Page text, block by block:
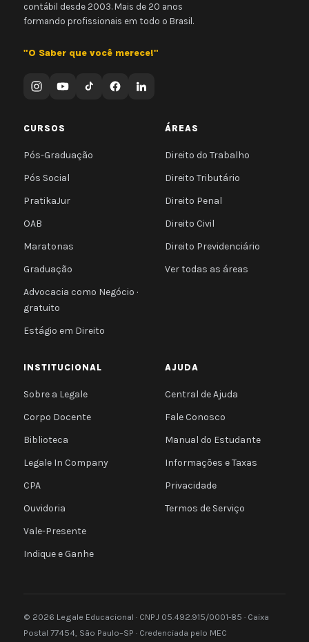
contábil desde 2003. Mais de 20 anos
formando profissionais em todo o Brasil.
"O Saber que você merece!"
CURSOS
Pós-Graduação
Pós Social
PratikaJur
OAB
Maratonas
Graduação
Advocacia como Negócio ·
gratuito
Estágio em Direito
ÁREAS
Direito do Trabalho
Direito Tributário
Direito Penal
Direito Civil
Direito Previdenciário
Ver todas as áreas
INSTITUCIONAL
Sobre a Legale
Corpo Docente
Biblioteca
Legale In Company
CPA
Ouvidoria
Vale-Presente
Indique e Ganhe
AJUDA
Central de Ajuda
Fale Conosco
Manual do Estudante
Informações e Taxas
Privacidade
Termos de Serviço
© 2026 Legale Educacional · CNPJ 05.492.915/0001-85 · Caixa
Postal 77454, São Paulo–SP · Credenciada pelo MEC